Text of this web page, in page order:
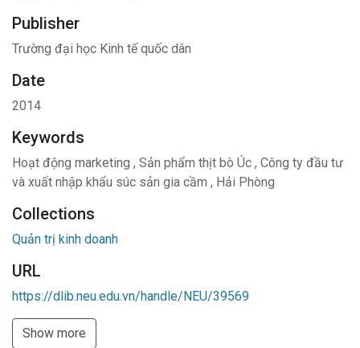
Publisher
Trường đại học Kinh tế quốc dân
Date
2014
Keywords
Hoạt động marketing , Sản phẩm thịt bò Úc , Công ty đầu tư
và xuất nhập khẩu súc sản gia cầm , Hải Phòng
Collections
Quản trị kinh doanh
URL
https://dlib.neu.edu.vn/handle/NEU/39569
Show more